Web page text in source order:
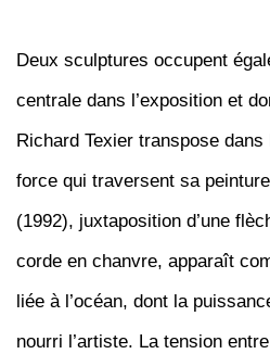
Deux sculptures occupent
centrale dans l’exposition et
Richard Texier transpose dans
force qui traversent sa
(1992), juxtaposition d’une
corde en chanvre, apparaît
liée à l’océan, dont la
nourri l’artiste. La tension